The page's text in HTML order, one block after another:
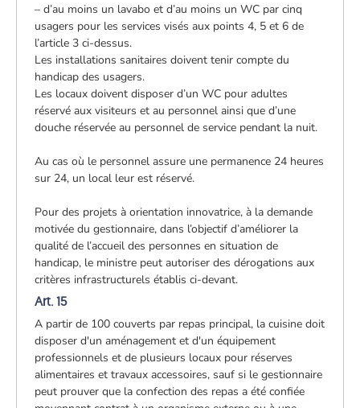
– d’au moins un lavabo et d’au moins un WC par cinq
usagers pour les services visés aux points 4, 5 et 6 de
l’article 3 ci-dessus.
Les installations sanitaires doivent tenir compte du
handicap des usagers.
Les locaux doivent disposer d’un WC pour adultes
réservé aux visiteurs et au personnel ainsi que d’une
douche réservée au personnel de service pendant la nuit.
Au cas où le personnel assure une permanence 24 heures
sur 24, un local leur est réservé.
Pour des projets à orientation innovatrice, à la demande
motivée du gestionnaire, dans l’objectif d’améliorer la
qualité de l’accueil des personnes en situation de
handicap, le ministre peut autoriser des dérogations aux
critères infrastructurels établis ci-devant.
Art. 15
A partir de 100 couverts par repas principal, la cuisine doit
disposer d'un aménagement et d'un équipement
professionnels et de plusieurs locaux pour réserves
alimentaires et travaux accessoires, sauf si le gestionnaire
peut prouver que la confection des repas a été confiée